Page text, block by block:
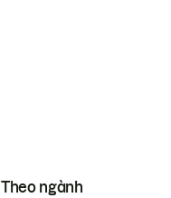
Theo ngành